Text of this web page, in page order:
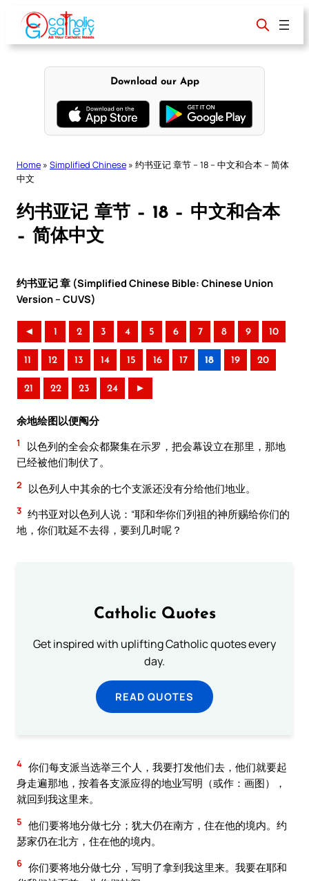
content
Download our App
Home » Simplified Chinese » 约书亚记 章节 – 18 – 中文和合本 – 简体
中文
约书亚记 章节 – 18 – 中文和合本
– 简体中文
约书亚记 章 (Simplified Chinese Bible: Chinese Union
Version – CUVS)
◄ 1 2 3 4 5 6 7 8 9 10
11 12 13 14 15 16 17 18 19 20
21 22 23 24 ►
余地绘图以便阄分
1
以色列的全会众都聚集在示罗，把会幕设立在那里，那地
已经被他们制伏了。
2 以色列人中其余的七个支派还没有分给他们地业。
3 约书亚对以色列人说：“耶和华你们列祖的神所赐给你们的
地，你们耽延不去得，要到几时呢？
Catholic Quotes
Get inspired with uplifting Catholic quotes every
day.
READ QUOTES
4 你们每支派当选举三个人，我要打发他们去，他们就要起
身走遍那地，按着各支派应得的地业写明（或作：画图），
就回到我这里来。
5 他们要将地分做七分；犹大仍在南方，住在他的境内。约
瑟家仍在北方，住在他的境内。
6 你们要将地分做七分，写明了拿到我这里来。我要在耶和